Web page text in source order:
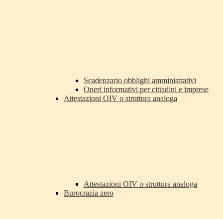
Scadenzario obblighi amministrativi
Oneri informativi per cittadini e imprese
Attestazioni OIV o struttura analoga
Attestazioni OIV o struttura analoga
Burocrazia zero